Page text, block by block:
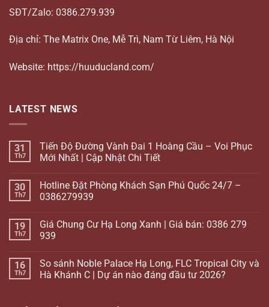
SĐT/Zalo: 0386.279.939
Địa chỉ: The Matrix One, Mễ Trì, Nam Từ Liêm, Hà Nội
Website: https://huuducland.com/
LATEST NEWS
31
Th7
Tiến Độ Đường Vành Đai 1 Hoàng Cầu – Voi Phục
Mới Nhất | Cập Nhật Chi Tiết
30
Th7
Hotline Đặt Phòng Khách Sạn Phú Quốc 24/7 –
0386279939
19
Th7
Giá Chung Cư Hạ Long Xanh | Giá bán: 0386 279
939
16
Th7
So sánh Noble Palace Hạ Long, FLC Tropical City và
Hà Khánh C | Dự án nào đáng đầu tư 2026?